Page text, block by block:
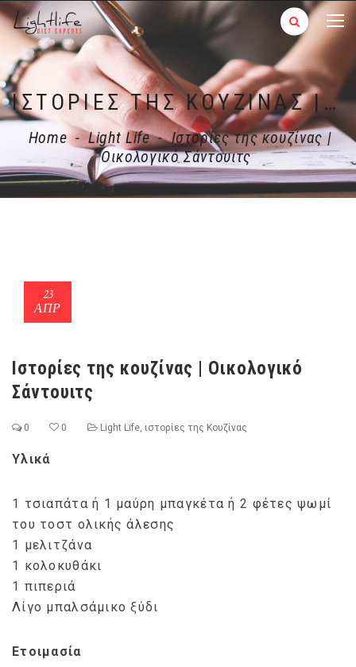
ΙΣΤΟΡΊΕΣ ΤΗΣ ΚΟΥΖΊΝΑΣ | ΟΙΚΟΛΟΓΙΚΌ ΣΆΝΤΟΥΙΤΣ
Home - Light Life - Ιστορίες της κουζίνας |
Οικολογικό Σάντουιτς
23
ΑΠΡ
Ιστορίες της κουζίνας | Οικολογικό
Σάντουιτς
0 0 Light Life, ιστορίες της Κουζίνας
Υλικά
1 τσιαπάτα ή 1 μαύρη μπαγκέτα ή 2 φέτες ψωμί
του τοστ ολικής άλεσης
1 μελιτζάνα
1 κολοκυθάκι
1 πιπεριά
Λίγο μπαλσάμικο ξύδι
Ετοιμασία